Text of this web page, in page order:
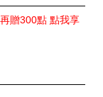
贈300點 點我享